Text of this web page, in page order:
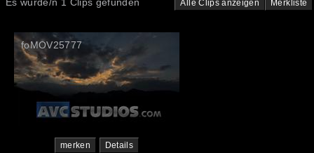
Alle Clips anzeigen Merkliste
foMOV25777
merken Details